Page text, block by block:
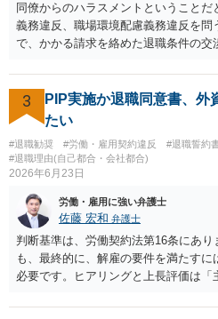
同僚からのハラスメントということ
義務違反、職場環境配慮義務違反を
で、かかる請求を絡めた退職条件の
くなり全て弁護士が窓口となるため
う。
3
PIP実施か退職同意書、外
たい
#退職勧奨 #労働・雇用契約違反 #退職誓約
#退職理由(自己都合・会社都合)
2026年6月23日
労働・雇用に強い弁護士
佐藤 宏和 弁護士
判断基準は、労働契約法第16条にあ
も、最終的に、解雇の要件を満たす
必要です。ヒアリングと上長評価は
利に使うのは難しいです。ですから